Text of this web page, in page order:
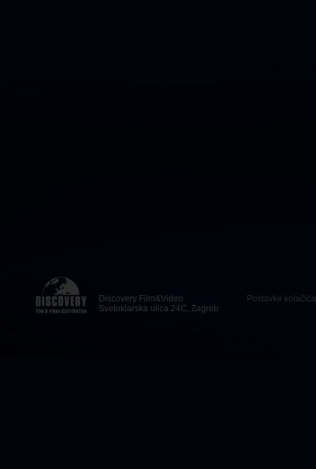
Discovery Film&Video
Svetoklarska ulica 24C, Zagreb
Postavke kolačića